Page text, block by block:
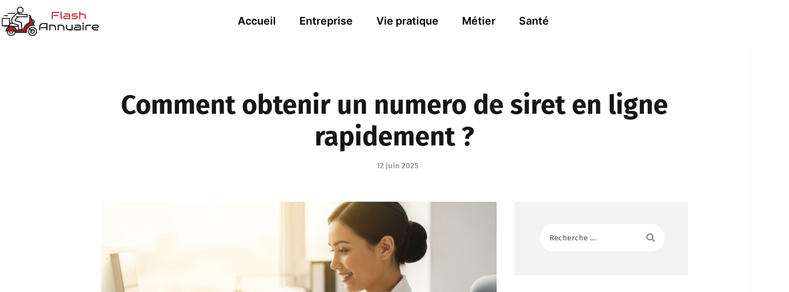
Accueil Entreprise Vie pratique Métier Santé
Comment obtenir un numero de siret en ligne
rapidement ?
12 juin 2025